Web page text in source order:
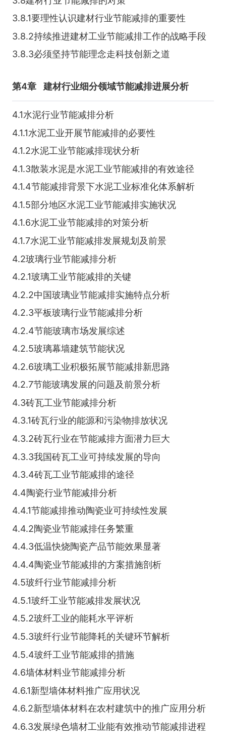
3.8.1要理性认识建材行业节能减排的重要性
3.8.2持续推进建材工业节能减排工作的战略手段
3.8.3必须坚持节能理念走科技创新之道
第4章 建材行业细分领域节能减排进展分析
4.1水泥行业节能减排分析
4.1.1水泥工业开展节能减排的必要性
4.1.2水泥工业节能减排现状分析
4.1.3散装水泥是水泥工业节能减排的有效途径
4.1.4节能减排背景下水泥工业标准化体系解析
4.1.5部分地区水泥工业节能减排实施状况
4.1.6水泥工业节能减排的对策分析
4.1.7水泥工业节能减排发展规划及前景
4.2玻璃行业节能减排分析
4.2.1玻璃工业节能减排的关键
4.2.2中国玻璃业节能减排实施特点分析
4.2.3平板玻璃行业节能减排分析
4.2.4节能玻璃市场发展综述
4.2.5玻璃幕墙建筑节能状况
4.2.6玻璃工业积极拓展节能减排新思路
4.2.7节能玻璃发展的问题及前景分析
4.3砖瓦工业节能减排分析
4.3.1砖瓦行业的能源和污染物排放状况
4.3.2砖瓦行业在节能减排方面潜力巨大
4.3.3我国砖瓦工业可持续发展的导向
4.3.4砖瓦工业节能减排的途径
4.4陶瓷行业节能减排分析
4.4.1节能减排推动陶瓷业可持续性发展
4.4.2陶瓷业节能减排任务繁重
4.4.3低温快烧陶瓷产品节能效果显著
4.4.4陶瓷业节能减排的方案措施剖析
4.5玻纤行业节能减排分析
4.5.1玻纤工业节能减排发展状况
4.5.2玻纤工业的能耗水平评析
4.5.3玻纤行业节能降耗的关键环节解析
4.5.4玻纤工业节能减排的措施
4.6墙体材料业节能减排分析
4.6.1新型墙体材料推广应用状况
4.6.2新型墙体材料在农村建筑中的推广应用分析
4.6.3发展绿色墙材工业能有效推动节能减排进程